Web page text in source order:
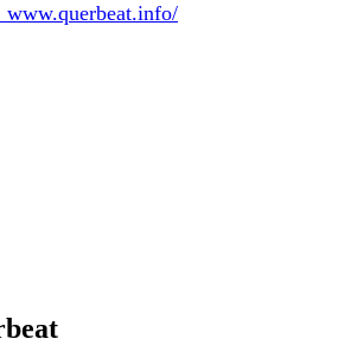
www.querbeat.info/